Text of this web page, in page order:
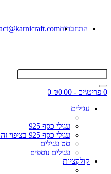
התחברות
0 פריט\ים - ₪0.00
0
עגילים
עגילי כסף 925
עגילי כסף 925 בציפוי זהב מיקרוני
סט עגילים
עגילים נוספים
קולקציות